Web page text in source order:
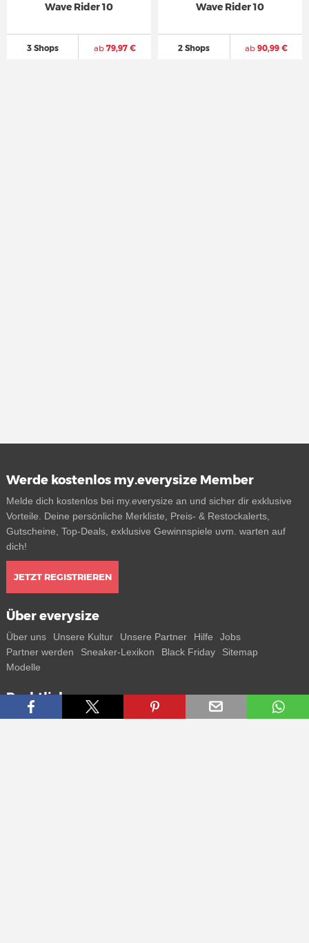
Wave Rider 10
3 Shops ab79,97 €
Wave Rider 10
2 Shops ab90,99 €
Werde kostenlos my.everysize Member
Melde dich kostenlos bei my.everysize an und sicher dir exklusive
Vorteile. Deine persönliche Merkliste, Preis- & Restockalerts,
Gutscheine, Top-Deals, exklusive Gewinnspiele uvm. warten auf
dich!
JETZT REGISTRIEREN
Über everysize
Über uns Unsere Kultur Unsere Partner Hilfe
Jobs
Partner werden
Sneaker-Lexikon Black Friday
Sitemap
Modelle
Rechtliches
AGB Datenschutz Impressum Kontakt